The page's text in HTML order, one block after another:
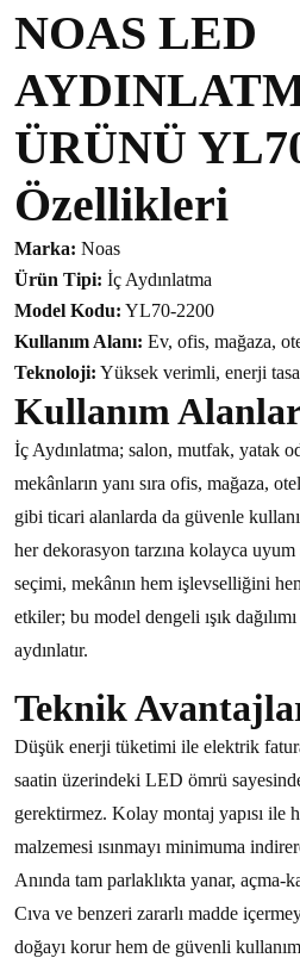
NOAS LED
ÜRÜNÜ
Özellikleri
Marka: Noas
Ürün Tipi: İç Aydınlatma
Model Kodu: YL70-2200
Kullanım Alanı: Ev, ofis, mağaza,
Teknoloji: Yüksek verimli, enerji
Kullanım
İç Aydınlatma; salon, mutfak, yatak
mekânların yanı sıra ofis, mağaza,
gibi ticari alanlarda da güvenle
her dekorasyon tarzına kolayca
seçimi, mekânın hem işlevselliğini
etkiler; bu model dengeli ışık
aydınlatır.
Teknik
Düşük enerji tüketimi ile elektrik
saatin üzerindeki LED ömrü
gerektirmez. Kolay montaj yapısı ile
malzemesi ısınmayı minimuma
Anında tam parlaklıkta yanar, açma-
Cıva ve benzeri zararlı madde
doğayı korur hem de güvenli